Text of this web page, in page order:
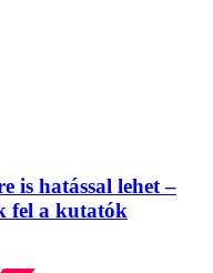
is hatással lehet –
fel a kutatók